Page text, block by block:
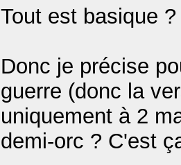
Tout est basique ?
Donc je précise
guerre (donc la
uniquement à 2
demi-orc ? C'est